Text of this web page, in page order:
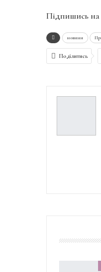
Підпишись на
новини
Поділитись